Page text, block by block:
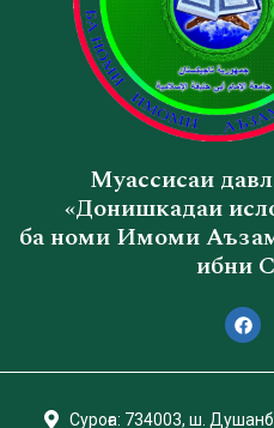
Муассисаи
«Донишкадаи
ба номи Имоми
ибни
Суроға: 734003, ш.